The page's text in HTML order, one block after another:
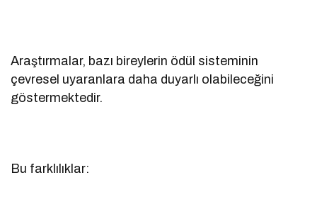
Araştırmalar, bazı bireylerin ödül sisteminin
çevresel uyaranlara daha duyarlı olabileceğini
göstermektedir.
Bu farklılıklar: